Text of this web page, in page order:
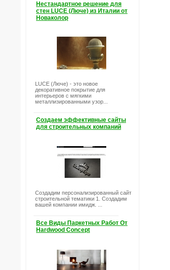
Нестандартное решение для
стен LUCE (Люче) из Италии от
Новаколор
LUCE (Люче) - это новое
декоративное покрытие для
интерьеров с мягкими
металлизированными узор...
Создаем эффективные сайты
для строительных компаний
Создадим персонализированный сайт
строительной тематики 1. Создадим
вашей компании имидж. ...
Все Виды Паркетных Работ От
Hardwood Concept